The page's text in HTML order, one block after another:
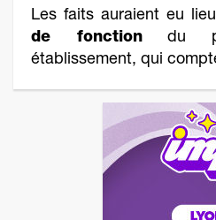
Les faits auraient eu lieu
de fonctiondu
établissement, qui